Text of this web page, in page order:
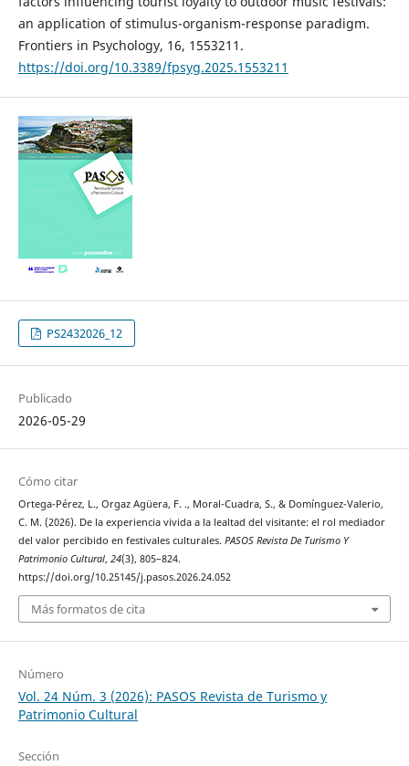
an application of stimulus-organism-response paradigm.
Frontiers in Psychology, 16, 1553211.
https://doi.org/10.3389/fpsyg.2025.1553211
PS2432026_12
Publicado
2026-05-29
Cómo citar
Ortega-Pérez, L., Orgaz Agüera, F. ., Moral-Cuadra, S., & Domínguez-Valerio,
C. M. (2026). De la experiencia vivida a la lealtad del visitante: el rol mediador
del valor percibido en festivales culturales. PASOS Revista De Turismo Y
Patrimonio Cultural, 24(3), 805–824.
https://doi.org/10.25145/j.pasos.2026.24.052
Más formatos de cita
Número
Vol. 24 Núm. 3 (2026): PASOS Revista de Turismo y
Patrimonio Cultural
Sección